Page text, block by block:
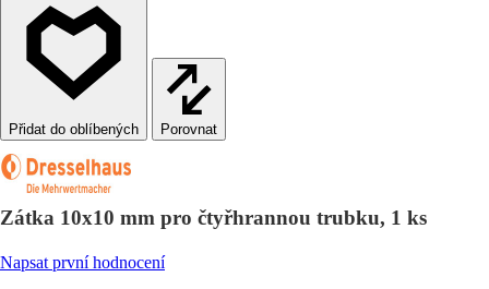
Porovnat
Zátka 10x10 mm pro čtyřhrannou trubku, 1 ks
Napsat první hodnocení